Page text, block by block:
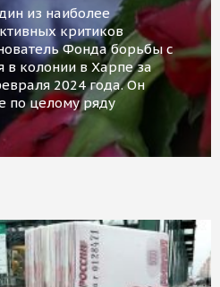
из наиболее
критиков
Фонда борьбы с
в колонии в Харпе за
2024 года. Он
по целому ряду